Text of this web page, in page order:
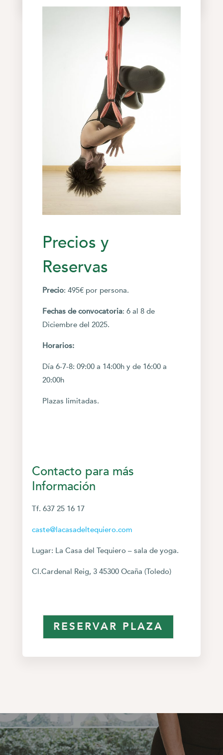
Precios y
Reservas
Precio: 495€ por persona.
Fechas de convocatoria: 6 al 8 de
Diciembre del 2025.
Horarios:
Día 6-7-8: 09:00 a 14:00h y de 16:00 a
20:00h
Plazas limitadas.
Contacto para más
Información
Tf. 637 25 16 17
caste@lacasadeltequiero.com
Lugar: La Casa del Tequiero – sala de yoga.
Cl.Cardenal Reig, 3 45300 Ocaña (Toledo)
RESERVAR PLAZA